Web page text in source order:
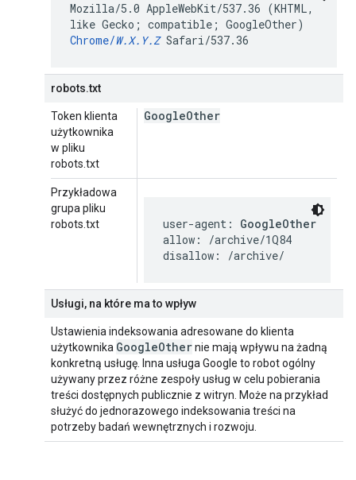
Mozilla/5.0 AppleWebKit/537.36 (KHTML,
like Gecko; compatible; GoogleOther)
Chrome/W.X.Y.ZSafari/537.36
robots.txt
Token klienta
użytkownika
w pliku
robots.txt
GoogleOther
Przykładowa
grupa pliku
robots.txt
user-agent: GoogleOther
allow: /archive/1Q84
disallow: /archive/
Usługi, na które ma to wpływ
Ustawienia indeksowania adresowane do klienta
użytkownika GoogleOthernie mają wpływu na żadną
konkretną usługę. Inna usługa Google to robot ogólny
używany przez różne zespoły usług w celu pobierania
treści dostępnych publicznie z witryn. Może na przykład
służyć do jednorazowego indeksowania treści na
potrzeby badań wewnętrznych i rozwoju.